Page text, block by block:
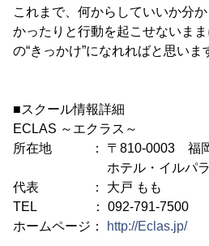
これまで、何からしていいか分
かったりと行動を起こせないま
の“きっかけ”になれればと思いま
■スクール情報詳細
ECLAS ～エクラス～
所在地 ： 〒810-0003 福岡
ホテル・イルパラッ
代表 ： 大戸 もも
TEL ： 092-791-7500
ホームページ：
http://Eclas.jp/